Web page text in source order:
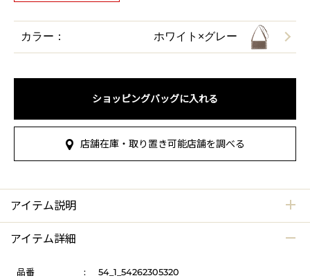
カラー： ホワイト×グレー
ショッピングバッグに入れる
店舗在庫・取り置き可能店舗を調べる
アイテム説明
アイテム詳細
品番 :
54_1_54262305320